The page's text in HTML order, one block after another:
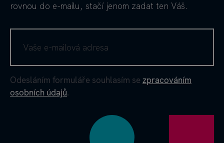
rovnou do e-mailu, stačí jenom zadat ten Váš.
Odesláním formuláře souhlasím se zpracováním
osobních údajů.